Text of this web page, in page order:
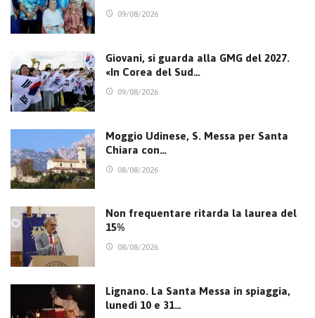
09/08/2026
Giovani, si guarda alla GMG del 2027.
«In Corea del Sud…
09/08/2026
Moggio Udinese, S. Messa per Santa
Chiara con…
08/08/2026
Non frequentare ritarda la laurea del
15%
08/08/2026
Lignano. La Santa Messa in spiaggia,
lunedì 10 e 31…